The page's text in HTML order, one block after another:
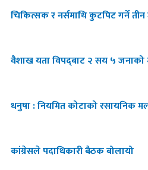
चिकित्सक र नर्समाथि कुटपिट गर्ने तीन
वैशाख यता विपद्‌बाट २ सय ५ जनाको
धनुषा : नियमित कोटाको रसायनिक
कांग्रेसले पदाधिकारी बैठक बोलायो